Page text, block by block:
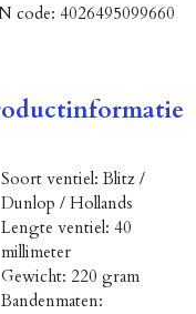
code: 4026495099660
Soort ventiel: Blitz /
Dunlop / Hollands
Lengte ventiel: 40
millimeter
Gewicht: 220 gram
Bandenmaten: